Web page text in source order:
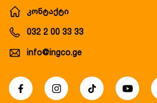
კონტაქტი
032 2 00 33 33
info@ingco.ge